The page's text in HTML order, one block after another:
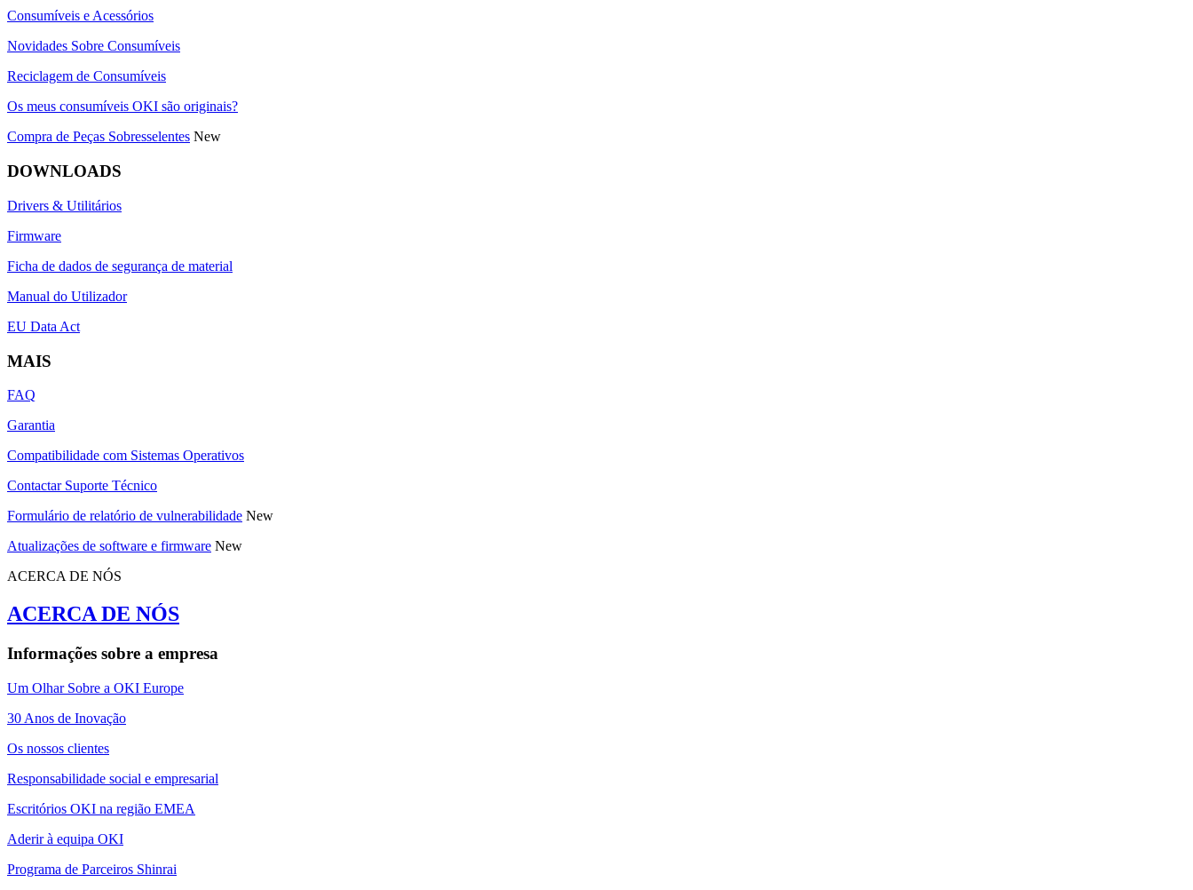
Consumíveis e Acessórios
Novidades Sobre Consumíveis
Reciclagem de Consumíveis
Os meus consumíveis OKI são originais?
Compra de Peças Sobresselentes New
DOWNLOADS
Drivers & Utilitários
Firmware
Ficha de dados de segurança de material
Manual do Utilizador
EU Data Act
MAIS
FAQ
Garantia
Compatibilidade com Sistemas Operativos
Contactar Suporte Técnico
Formulário de relatório de vulnerabilidade New
Atualizações de software e firmware New
ACERCA DE NÓS
ACERCA DE NÓS
Informações sobre a empresa
Um Olhar Sobre a OKI Europe
30 Anos de Inovação
Os nossos clientes
Responsabilidade social e empresarial
Escritórios OKI na região EMEA
Aderir à equipa OKI
Programa de Parceiros Shinrai